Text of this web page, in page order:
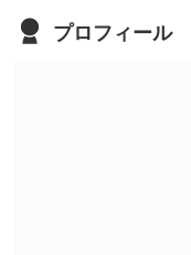
プロフィール